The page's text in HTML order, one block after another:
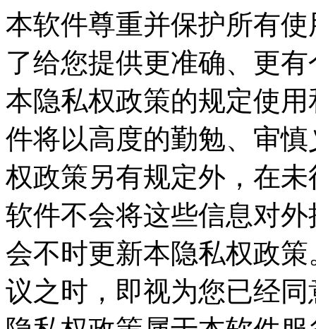
本软件尊重并保护所有
了给您提供更准确、更
本隐私权政策的规定使
件将以高度的勤勉、审
权政策另有规定外，在
软件不会将这些信息对
会不时更新本隐私权政
议之时，即视为您已经